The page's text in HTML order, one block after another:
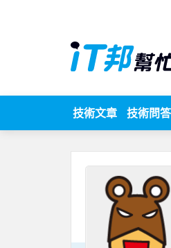
技術文章 技術問答